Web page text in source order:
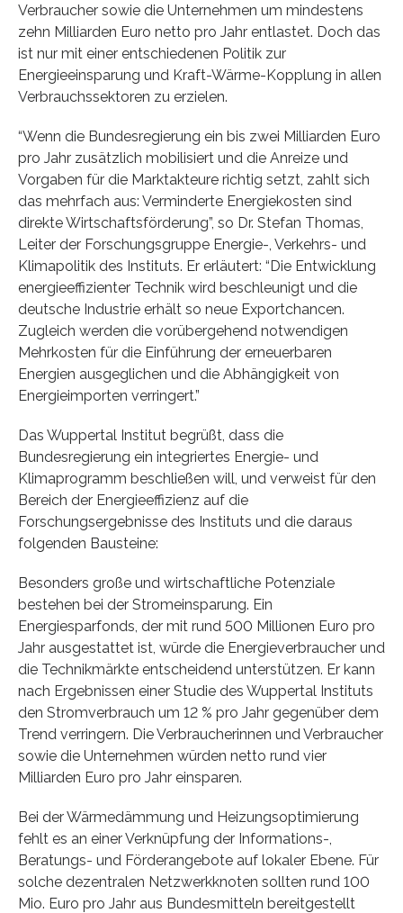
Verbraucher sowie die Unternehmen um mindestens
zehn Milliarden Euro netto pro Jahr entlastet. Doch das
ist nur mit einer entschiedenen Politik zur
Energieeinsparung und Kraft-Wärme-Kopplung in allen
Verbrauchssektoren zu erzielen.
“Wenn die Bundesregierung ein bis zwei Milliarden Euro
pro Jahr zusätzlich mobilisiert und die Anreize und
Vorgaben für die Marktakteure richtig setzt, zahlt sich
das mehrfach aus: Verminderte Energiekosten sind
direkte Wirtschaftsförderung”, so Dr. Stefan Thomas,
Leiter der Forschungsgruppe Energie-, Verkehrs- und
Klimapolitik des Instituts. Er erläutert: “Die Entwicklung
energieeffizienter Technik wird beschleunigt und die
deutsche Industrie erhält so neue Exportchancen.
Zugleich werden die vorübergehend notwendigen
Mehrkosten für die Einführung der erneuerbaren
Energien ausgeglichen und die Abhängigkeit von
Energieimporten verringert.”
Das Wuppertal Institut begrüßt, dass die
Bundesregierung ein integriertes Energie- und
Klimaprogramm beschließen will, und verweist für den
Bereich der Energieeffizienz auf die
Forschungsergebnisse des Instituts und die daraus
folgenden Bausteine:
Besonders große und wirtschaftliche Potenziale
bestehen bei der Stromeinsparung. Ein
Energiesparfonds, der mit rund 500 Millionen Euro pro
Jahr ausgestattet ist, würde die Energieverbraucher und
die Technikmärkte entscheidend unterstützen. Er kann
nach Ergebnissen einer Studie des Wuppertal Instituts
den Stromverbrauch um 12 % pro Jahr gegenüber dem
Trend verringern. Die Verbraucherinnen und Verbraucher
sowie die Unternehmen würden netto rund vier
Milliarden Euro pro Jahr einsparen.
Bei der Wärmedämmung und Heizungsoptimierung
fehlt es an einer Verknüpfung der Informations-,
Beratungs- und Förderangebote auf lokaler Ebene. Für
solche dezentralen Netzwerkknoten sollten rund 100
Mio. Euro pro Jahr aus Bundesmitteln bereitgestellt